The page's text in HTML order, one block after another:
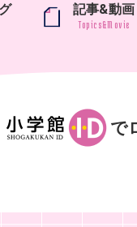
記事&動画
で